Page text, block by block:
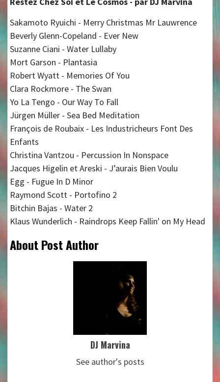
Sakamoto Ryuichi - Merry Christmas Mr Lauwrence
Beverly Glenn-Copeland - Ever New
Suzanne Ciani - Water Lullaby
Mort Garson - Plantasia
Robert Wyatt - Memories Of You
Clara Rockmore - The Swan
Yo La Tengo - Our Way To Fall
Jürgen Müller - Sea Bed Meditation
François de Roubaix - Les Industricheurs Font Des
Enfants
Christina Vantzou - Percussion In Nonspace
Jacques Higelin et Areski - J’aurais Bien Voulu
Egg - Fugue In D Minor
Raymond Scott - Portofino 2
Bitchin Bajas - Water 2
Klaus Wunderlich - Raindrops Keep Fallin' on My Head
About Post Author
DJ Marvina
See author's posts